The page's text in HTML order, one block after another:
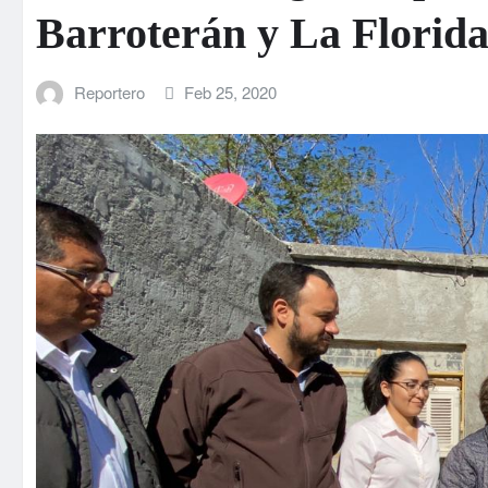
Barroterán y La Florida
Reportero Feb 25, 2020